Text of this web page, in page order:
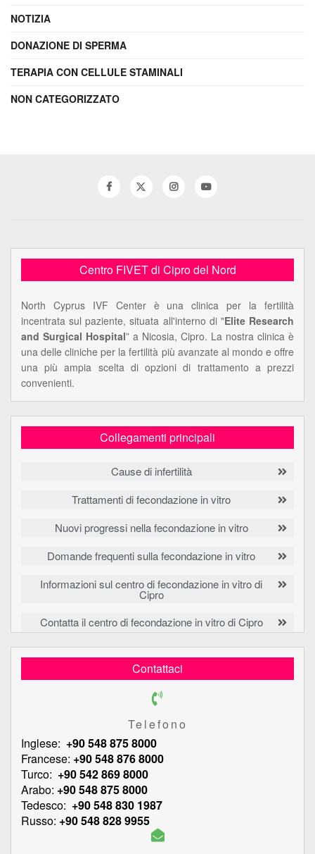
NOTIZIA
DONAZIONE DI SPERMA
TERAPIA CON CELLULE STAMINALI
NON CATEGORIZZATO
Centro FIVET di Cipro del Nord
North Cyprus IVF Center è una clinica per la fertilità
incentrata sul paziente, situata all'interno di "Elite Research
and Surgical Hospital” a Nicosia, Cipro. La nostra clinica è
una delle cliniche per la fertilità più avanzate al mondo e offre
una più ampia scelta di opzioni di trattamento a prezzi
convenienti.
Collegamenti principali
Cause di infertilità
Trattamenti di fecondazione in vitro
Nuovi progressi nella fecondazione in vitro
Domande frequenti sulla fecondazione in vitro
Informazioni sul centro di fecondazione in vitro di
Cipro
Contatta il centro di fecondazione in vitro di Cipro
Contattaci
Telefono
Inglese: +90 548 875 8000
Francese: +90 548 876 8000
Turco: +90 542 869 8000
Arabo: +90 548 875 8000
Tedesco: +90 548 830 1987
Russo: +90 548 828 9955